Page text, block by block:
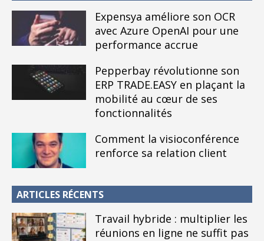
Expensya améliore son OCR
avec Azure OpenAI pour une
performance accrue
Pepperbay révolutionne son
ERP TRADE.EASY en plaçant la
mobilité au cœur de ses
fonctionnalités
Comment la visioconférence
renforce sa relation client
ARTICLES RÉCENTS
Travail hybride : multiplier les
réunions en ligne ne suffit pas